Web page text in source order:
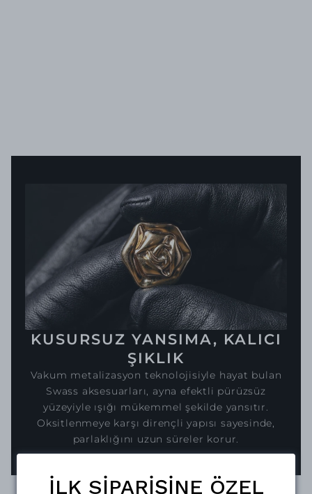
KUSURSUZ YANSIMA, KALICI
ŞIKLIK
Vakum metalizasyon teknolojisiyle hayat bulan
Swass aksesuarları, ayna efektli pürüzsüz
yüzeyiyle ışığı mükemmel şekilde yansıtır.
Oksitlenmeye karşı dirençli yapısı sayesinde,
parlaklığını uzun süreler korur.
İLK SİPARİŞİNE ÖZEL